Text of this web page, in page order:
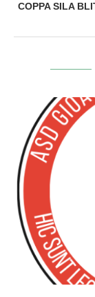
COPPA SILA